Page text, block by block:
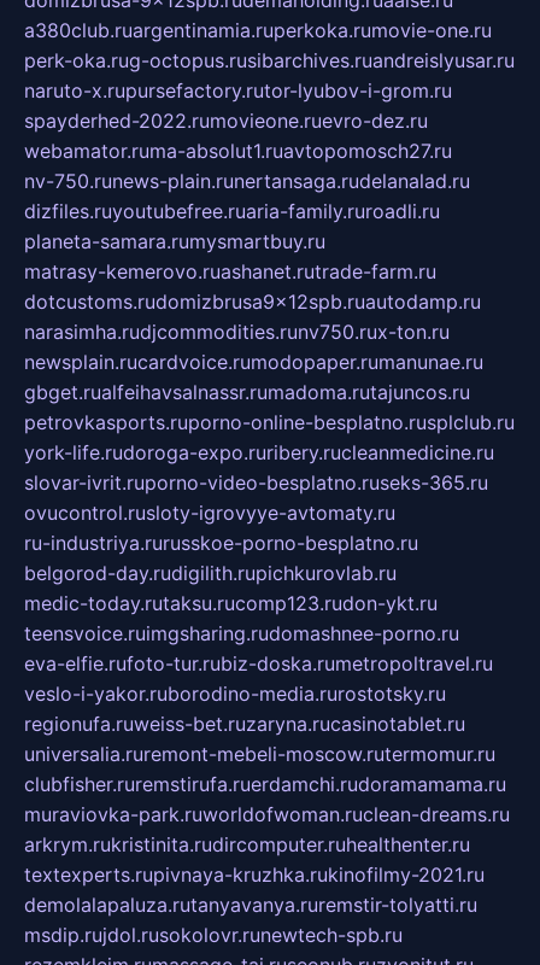
a380club.ruargentinamia.ruperkoka.rumovie-one.ru
perk-oka.rug-octopus.rusibarchives.ruandreislyusar.ru
naruto-x.rupursefactory.rutor-lyubov-i-grom.ru
spayderhed-2022.rumovieone.ruevro-dez.ru
webamator.ruma-absolut1.ruavtopomosch27.ru
nv-750.runews-plain.runertansaga.rudelanalad.ru
dizfiles.ruyoutubefree.ruaria-family.ruroadli.ru
planeta-samara.rumysmartbuy.ru
matrasy-kemerovo.ruashanet.rutrade-farm.ru
dotcustoms.rudomizbrusa9x12spb.ruautodamp.ru
narasimha.rudjcommodities.runv750.rux-ton.ru
newsplain.rucardvoice.rumodopaper.rumanunae.ru
gbget.rualfeihavsalnassr.rumadoma.rutajuncos.ru
petrovkasports.ruporno-online-besplatno.rusplclub.ru
york-life.rudoroga-expo.ruribery.rucleanmedicine.ru
slovar-ivrit.ruporno-video-besplatno.ruseks-365.ru
ovucontrol.rusloty-igrovyye-avtomaty.ru
ru-industriya.rurusskoe-porno-besplatno.ru
belgorod-day.rudigilith.rupichkurovlab.ru
medic-today.rutaksu.rucomp123.rudon-ykt.ru
teensvoice.ruimgsharing.rudomashnee-porno.ru
eva-elfie.rufoto-tur.rubiz-doska.rumetropoltravel.ru
veslo-i-yakor.ruborodino-media.rurostotsky.ru
regionufa.ruweiss-bet.ruzaryna.rucasinotablet.ru
universalia.ruremont-mebeli-moscow.rutermomur.ru
clubfisher.ruremstirufa.ruerdamchi.rudoramamama.ru
muraviovka-park.ruworldofwoman.ruclean-dreams.ru
arkrym.rukristinita.rudircomputer.ruhealthenter.ru
textexperts.rupivnaya-kruzhka.rukinofilmy-2021.ru
demolalapaluza.rutanyavanya.ruremstir-tolyatti.ru
msdip.rujdol.rusokolovr.runewtech-spb.ru